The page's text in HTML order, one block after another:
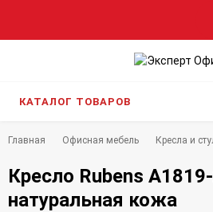
КАТАЛОГ ТОВАРОВ
Главная Офисная мебель Кресла и
Кресло Rubens
натуральная кожа